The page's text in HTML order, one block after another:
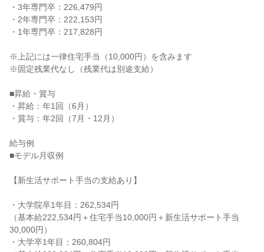
・3年専門卒：226,479円
・2年専門卒：222,153円
・1年専門卒：217,828円
※上記には一律住宅手当（10,000円）を含みます
※固定残業代なし（残業代は別途支給）
■昇給・賞与
・昇給：年1回（6月）
・賞与：年2回（7月・12月）
給与例
■モデル月収例
【新生活サポート手当の支給あり】
・大学院卒1年目：262,534円
（基本給222,534円＋住宅手当10,000円＋新生活サポート手当
30,000円）
・大学卒1年目：260,804円